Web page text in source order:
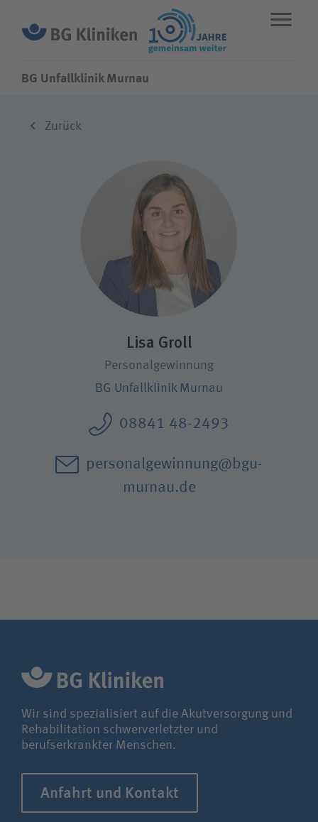
Ich bin
Bewerberin / Bewerber
Journalistin / Journalist
BG Unfallklinik Murnau
Zurück
Lisa Groll
Personalgewinnung
BG Unfallklinik Murnau
08841 48-2493
personalgewinnung@bgu-
murnau.de
Wir sind spezialisiert auf die Akutversorgung und
Rehabilitation schwerverletzter und
berufserkrankter Menschen.
Anfahrt und Kontakt